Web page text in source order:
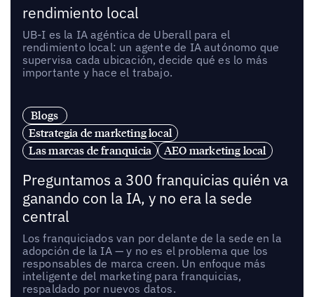
rendimiento local
UB-I es la IA agéntica de Uberall para el
rendimiento local: un agente de IA autónomo que
supervisa cada ubicación, decide qué es lo más
importante y hace el trabajo.
Blogs
Estrategia de marketing local
Las marcas de franquicia
AEO marketing local
Preguntamos a 300 franquicias quién va
ganando con la IA, y no era la sede
central
Los franquiciados van por delante de la sede en la
adopción de la IA — y no es el problema que los
responsables de marca creen. Un enfoque más
inteligente del marketing para franquicias,
respaldado por nuevos datos.